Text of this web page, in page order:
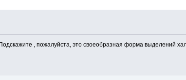
, пожалуйста, это своеобразная форма выделений